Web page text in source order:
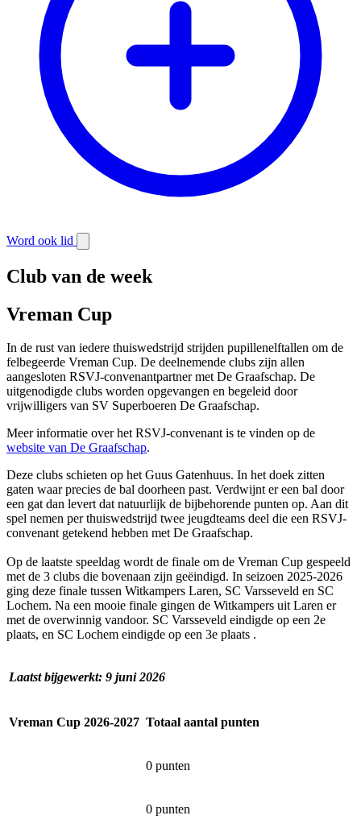
Word ook lid
Club van de week
Vreman Cup
In de rust van iedere thuiswedstrijd strijden pupillenelftallen om de
felbegeerde Vreman Cup. De deelnemende clubs zijn allen
aangesloten RSVJ-convenantpartner met De Graafschap. De
uitgenodigde clubs worden opgevangen en begeleid door
vrijwilligers van SV Superboeren De Graafschap.
Meer informatie over het RSVJ-convenant is te vinden op de
website van De Graafschap.
Deze clubs schieten op het Guus Gatenhuus. In het doek zitten
gaten waar precies de bal doorheen past. Verdwijnt er een bal door
een gat dan levert dat natuurlijk de bijbehorende punten op. Aan dit
spel nemen per thuiswedstrijd twee jeugdteams deel die een RSVJ-
convenant getekend hebben met De Graafschap.
Op de laatste speeldag wordt de finale om de Vreman Cup gespeeld
met de 3 clubs die bovenaan zijn geëindigd. In seizoen 2025-2026
ging deze finale tussen Witkampers Laren, SC Varsseveld en SC
Lochem. Na een mooie finale gingen de Witkampers uit Laren er
met de overwinnig vandoor. SC Varsseveld eindigde op een 2e
plaats, en SC Lochem eindigde op een 3e plaats .
Laatst bijgewerkt: 9 juni 2026
Vreman Cup 2026-2027 Totaal aantal punten
0 punten
0 punten